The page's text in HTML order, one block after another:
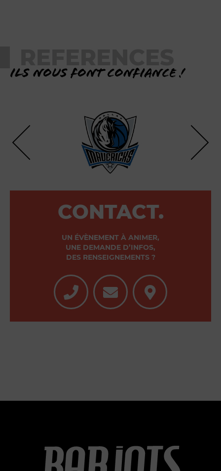
Ils nous font confiance !
CONTACT.
UN ÉVÈNEMENT À ANIMER,
UNE DEMANDE D’INFOS,
DES RENSEIGNEMENTS ?